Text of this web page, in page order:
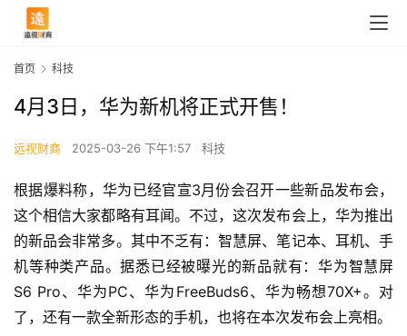
首页 科技
4月3日，华为新机将正式开售！
远视财商 2025-03-26 下午1:57 科技
根据爆料称，华为已经官宣3月份会召开一些新品发布会，
这个相信大家都略有耳闻。不过，这次发布会上，华为推出
的新品会非常多。其中不乏有：智慧屏、笔记本、耳机、手
机等种类产品。据悉已经被曝光的新品就有：华为智慧屏
S6 Pro、华为PC、华为FreeBuds6、华为畅想70X+。对
了，还有一款全新形态的手机，也将在本次发布会上亮相。